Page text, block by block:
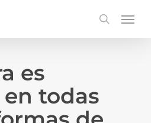
search
Menu
es
todas